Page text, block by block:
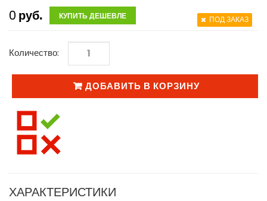
0 руб. КУПИТЬ ДЕШЕВЛЕ ПОД ЗАКАЗ
Количество:
ДОБАВИТЬ В КОРЗИНУ
ХАРАКТЕРИСТИКИ